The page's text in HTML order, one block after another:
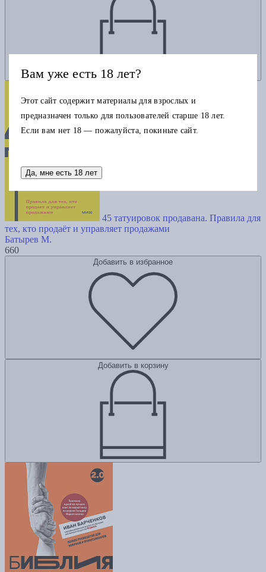
45 татуировок продавана. Правила для
тех, кто продаёт и управляет продажами
Батырев М.
660
Добавить в избранное
Добавить в корзину
Вам уже есть 18 лет?
Этот сайт содержит материалы для взрослых и
предназначен только для пользователей старше 18 лет.
Если вам нет 18 — пожалуйста, покиньте сайт.
Да, мне есть 18 лет